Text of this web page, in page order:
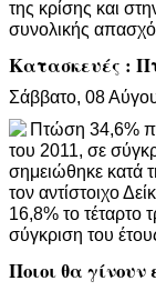
της κρίσης και
συνολικής
Κατασκευές :
Σάββατο, 08
Πτώση 34,6%
του 2011, σε
σημειώθηκε κατά
τον αντίστοιχο
16,8% το τέταρτο
σύγκριση του
Ποιοι θα γίνουν